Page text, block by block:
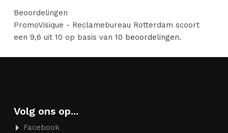
Beoordelingen
PromoVisique - Reclamebureau Rotterdam scoort
een 9,6 uit10 op basis van 10 beoordelingen.
Volg ons op...
Facebook